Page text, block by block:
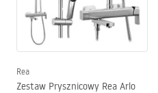
Rea
Zestaw Prysznicowy Rea Arlo